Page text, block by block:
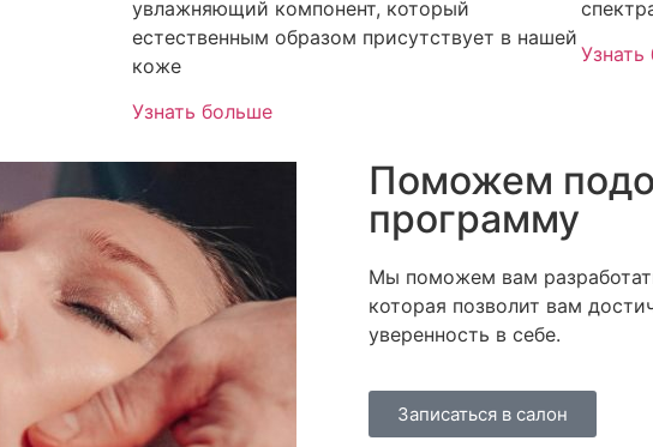
увлажняющий компонент, который
естественным образом присутствует в нашей
коже
Узнать больше
Поможем
программу
Мы поможем вам
которая позволит вам
уверенность в себе.
Записаться в салон